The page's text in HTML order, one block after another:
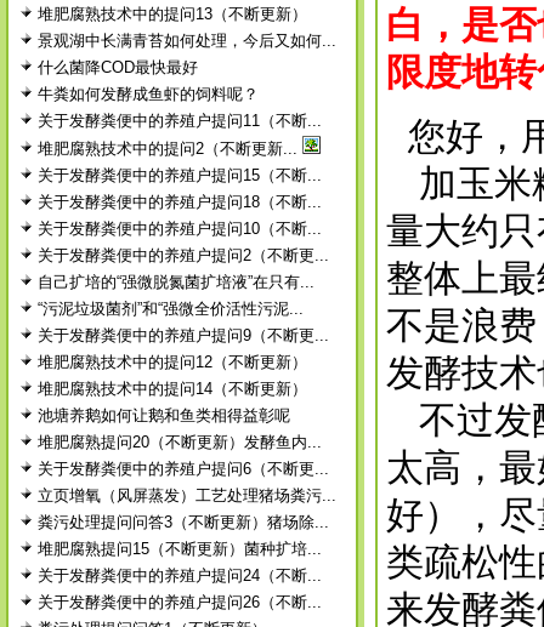
堆肥腐熟技术中的提问13（不断更新）
景观湖中长满青苔如何处理，今后又如何...
什么菌降COD最快最好
牛粪如何发酵成鱼虾的饲料呢？
关于发酵粪便中的养殖户提问11（不断...
堆肥腐熟技术中的提问2（不断更新...
关于发酵粪便中的养殖户提问15（不断...
关于发酵粪便中的养殖户提问18（不断...
关于发酵粪便中的养殖户提问10（不断...
关于发酵粪便中的养殖户提问2（不断更...
自己扩培的“强微脱氮菌扩培液”在只有...
“污泥垃圾菌剂”和“强微全价活性污泥...
关于发酵粪便中的养殖户提问9（不断更...
堆肥腐熟技术中的提问12（不断更新）
堆肥腐熟技术中的提问14（不断更新）
池塘养鹅如何让鹅和鱼类相得益彰呢
堆肥腐熟提问20（不断更新）发酵鱼内...
关于发酵粪便中的养殖户提问6（不断更...
立页增氧（风屏蒸发）工艺处理猪场粪污...
粪污处理提问问答3（不断更新）猪场除...
堆肥腐熟提问15（不断更新）菌种扩培...
关于发酵粪便中的养殖户提问24（不断...
关于发酵粪便中的养殖户提问26（不断...
白，是
限度地
您好，
加玉米
量大约
整体上
不是浪
发酵技
不过发
太高，
好），
类疏松
来发酵